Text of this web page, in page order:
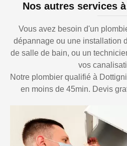
Nos autres services
Vous avez besoin d'un
dépannage ou une installation
de salle de bain, ou un
vos
Notre plombier qualifié à
en moins de 45min. Devis